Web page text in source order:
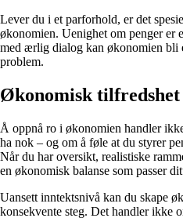
Lever du i et parforhold, er det
økonomien. Uenighet om penger
med ærlig dialog kan økonomien bli
problem.
Økonomisk tilfredshet
Å oppnå ro i økonomien handler
ha nok – og om å føle at du styrer
Når du har oversikt, realistiske
en økonomisk balanse som passer
Uansett inntektsnivå kan du skape
konsekvente steg. Det handler ikke